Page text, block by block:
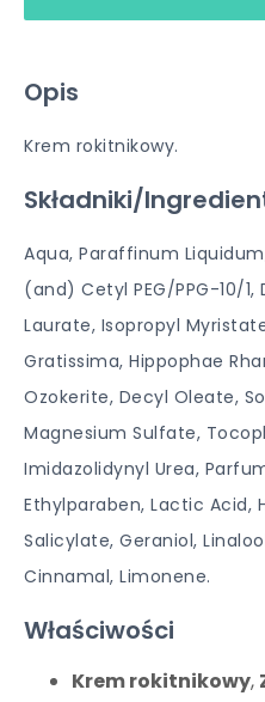
Opis
Krem rokitnikowy.
Składniki/
Aqua, Paraffinum
(and) Cetyl PEG/PPG-10/
Laurate, Isopropyl
Gratissima, Hippophae
Ozokerite, Decyl Oleate,
Magnesium Sulfate,
Imidazolidynyl Urea,
Ethylparaben, Lactic Acid,
Salicylate, Geraniol,
Cinnamal, Limonene.
Właściwości
Krem rokitnikowy,